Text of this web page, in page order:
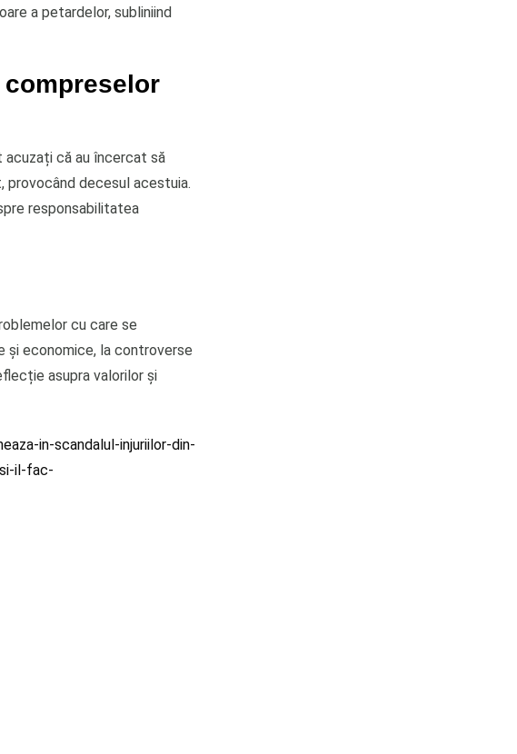
a petardelor, subliniind
acuzați că au încercat să
provocând decesul acestuia.
responsabilitatea
cu care se
și economice, la controverse
asupra valorilor și
in-scandalul-injuriilor-din-
il-fac-